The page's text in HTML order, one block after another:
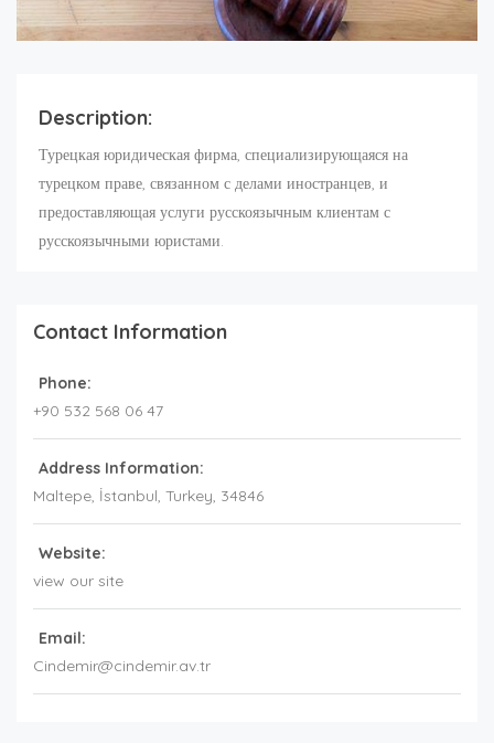
Description:
Турецкая юридическая фирма, специализирующаяся на
турецком праве, связанном с делами иностранцев, и
предоставляющая услуги русскоязычным клиентам с
русскоязычными юристами.
Contact Information
Phone:
+90 532 568 06 47
Address Information:
Maltepe, İstanbul, Turkey, 34846
Website:
view our site
Email:
Cindemir@cindemir.av.tr